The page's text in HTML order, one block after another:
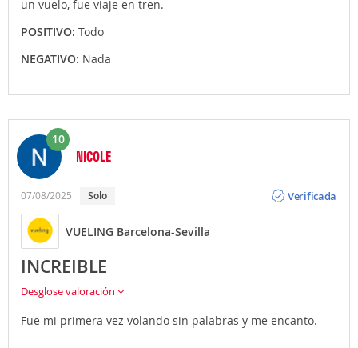
un vuelo, fue viaje en tren.
POSITIVO: Todo
NEGATIVO: Nada
10
NICOLE
07/08/2025 solo
Verificada
VUELING Barcelona-Sevilla
INCREIBLE
Desglose valoración
Fue mi primera vez volando sin palabras y me encanto.